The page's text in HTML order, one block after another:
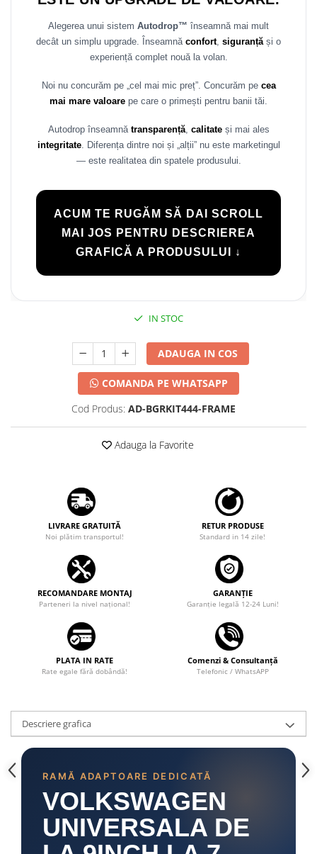
Alegerea unui sistem Autodrop™ înseamnă mai mult
decât un simplu upgrade. Înseamnă confort, siguranțăși o
experiență complet nouă la volan.
Noi nu concurăm pe „cel mai mic preț”. Concurăm pe cea
mai mare valoare pe care o primești pentru banii tăi.
Autodrop înseamnă transparență, calitateși mai ales
integritate. Diferența dintre noi și „alții” nu este marketingul
— este realitatea din spatele produsului.
ACUM TE RUGĂM SĂ DAI SCROLL
MAI JOS PENTRU DESCRIEREA
GRAFICĂ A PRODUSULUI ↓
IN STOC
ADAUGA IN COS
COMANDA PE WHATSAPP
Cod Produs: AD-BGRKIT444-FRAME
Adauga la Favorite
LIVRARE GRATUITĂ
Noi plătim transportul!
RETUR PRODUSE
Standard in 14 zile!
RECOMANDARE MONTAJ
Parteneri la nivel național!
GARANȚIE
Garanţie legală 12-24 Luni!
PLATA IN RATE
Rate egale fără dobândă!
Comenzi & Consultanță
Telefonic / WhatsAPP
Descriere grafica
RAMĂ ADAPTOARE DEDICATĂ
VOLKSWAGEN
UNIVERSALA DE